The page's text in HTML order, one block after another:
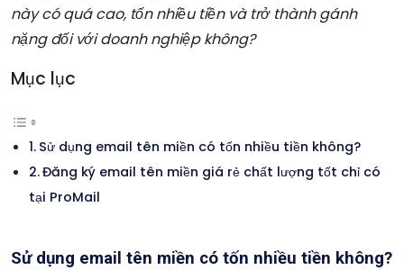
này có quá cao, tốn nhiều tiền và trở thành gánh
nặng đối với doanh nghiệp không?
Mục lục
Sử dụng email tên miền có tốn nhiều tiền không?
Đăng ký email tên miền giá rẻ chất lượng tốt chỉ có
tại ProMail
Sử dụng email tên miền có tốn nhiều tiền không?